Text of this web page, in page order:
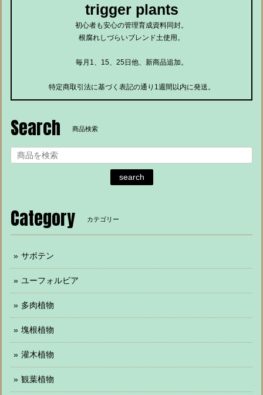
trigger plants
初心者も安心の管理育成資料同封。
根腐れしづらいブレンド土使用。
毎月1、15、25日他、新商品追加。
特定商取引法に基づく表記の通り1週間以内に発送。
Search 商品検索
search
Category カテゴリー
サボテン
ユーフォルビア
多肉植物
塊根植物
灌木植物
観葉植物